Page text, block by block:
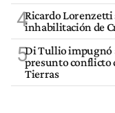
4Ricardo Lorenzetti
inhabilitación de
5Di Tullio impugnó
presunto conflicto
Tierras